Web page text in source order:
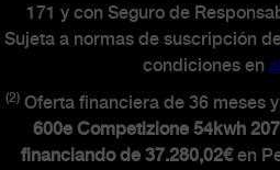
171 y con Seguro de
Sujeta a normas de suscripción
condiciones en
(2) Oferta financiera de 36 meses
600e Competizione 54kwh
financiando de 37.280,02€en